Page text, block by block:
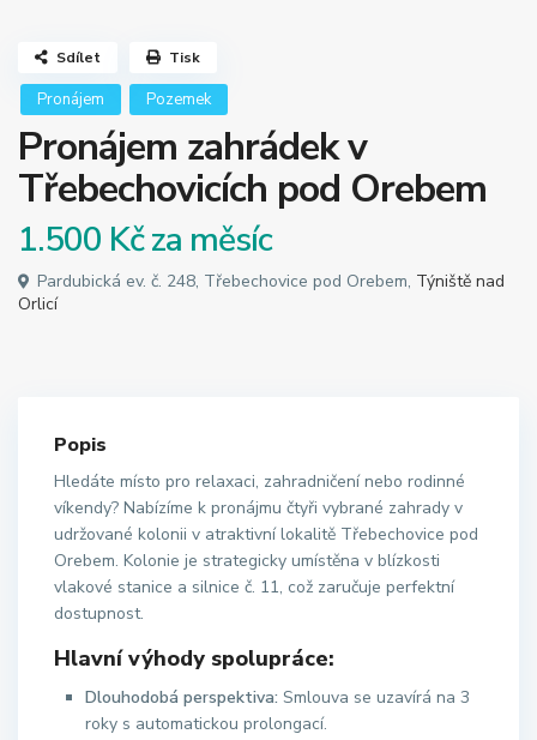
Pronájem Pozemek
Pronájem zahrádek v
Třebechovicích pod Orebem
1.500 Kčza měsíc
Pardubická ev. č. 248, Třebechovice pod Orebem, Týniště nad
Orlicí
Sdílet Tisk
Popis
Hledáte místo pro relaxaci, zahradničení nebo rodinné
víkendy? Nabízíme k pronájmu čtyři vybrané zahrady v
udržované kolonii v atraktivní lokalitě Třebechovice pod
Orebem. Kolonie je strategicky umístěna v blízkosti
vlakové stanice a silnice č. 11, což zaručuje perfektní
dostupnost.
Hlavní výhody spolupráce:
Dlouhodobá perspektiva: Smlouva se uzavírá na 3
roky s automatickou prolongací.